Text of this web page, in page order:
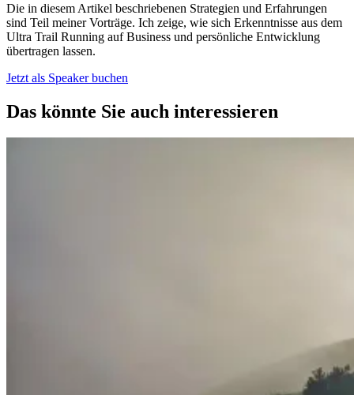
Die in diesem Artikel beschriebenen Strategien und Erfahrungen
sind Teil meiner Vorträge. Ich zeige, wie sich Erkenntnisse aus dem
Ultra Trail Running auf Business und persönliche Entwicklung
übertragen lassen.
Jetzt als Speaker buchen
Das könnte Sie auch interessieren